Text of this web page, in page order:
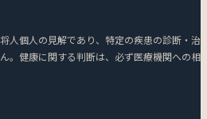
人個人の見解であり、特定の疾患の診断・治
。健康に関する判断は、必ず医療機関への相